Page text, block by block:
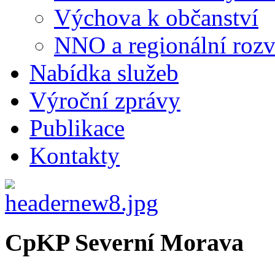
Výchova k občanství
NNO a regionální
Nabídka služeb
Výroční zprávy
Publikace
Kontakty
CpKP Severní Morava